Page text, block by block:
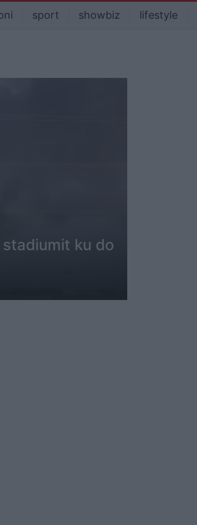
sport showbiz lifestyle
ku do